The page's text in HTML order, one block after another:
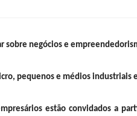
sobre negócios e
pequenos e médios industriais
estão convidados a